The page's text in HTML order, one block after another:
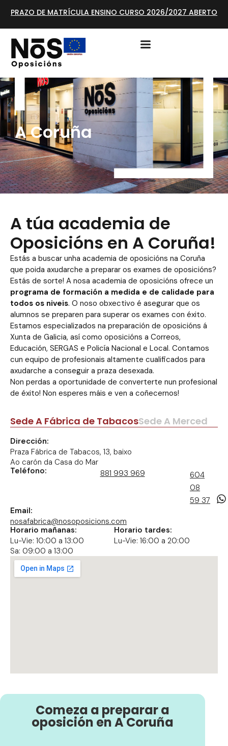
PRAZO DE MATRÍCULA ENSINO CURSO 2026/2027 ABERTO
A Coruña
A túa academia de
Oposicións en A Coruña!
Estás a buscar unha academia de oposicións na Coruña
que poida axudarche a preparar os exames de oposicións?
Estás de sorte! A nosa academia de oposicións ofrece un
programa de formación a medida e de calidade para
todos os niveis. O noso obxectivo é asegurar que os
alumnos se preparen para superar os exames con éxito.
Estamos especializados na preparación de oposicións á
Xunta de Galicia, así como oposicións a Correos,
Educación, SERGAS e Policía Nacional e Local. Contamos
cun equipo de profesionais altamente cualificados para
axudarche a conseguir a praza desexada.
Non perdas a oportunidade de converterte nun profesional
de éxito! Non esperes máis e ven a coñecernos!
Sede A Fábrica de TabacosSede A Merced
Dirección:
Praza Fábrica de Tabacos, 13, baixo
Ao carón da Casa do Mar
Teléfono:
881 993 969
604
08
59 37
Email:
nosafabrica@nosoposicions.com
Horario mañanas:
Lu-Vie: 10:00 a 13:00
Sa: 09:00 a 13:00
Horario tardes:
Lu-Vie: 16:00 a 20:00
Comeza a preparar a
oposición en A Coruña